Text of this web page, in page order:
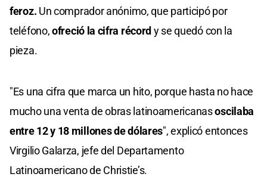
feroz. Un comprador anónimo, que participó por
teléfono,ofreció la cifra récord y se quedó con la
pieza.
"Es una cifra que marca un hito, porque hasta no hace
mucho una venta de obras latinoamericanasoscilaba
entre 12 y 18 millones de dólares", explicó entonces
Virgilio Galarza, jefe del Departamento
Latinoamericano de Christie’s.